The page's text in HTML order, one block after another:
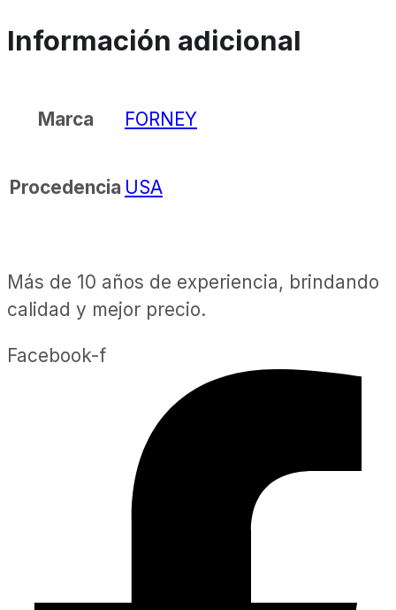
Información adicional
Marca FORNEY
Procedencia USA
Más de 10 años de experiencia, brindando
calidad y mejor precio.
Facebook-f